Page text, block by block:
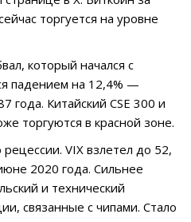
торгуется на уровне
который начался с
падением на 12,4% —
года. Китайский CSE 300 и
торгуются в красной зоне.
VIX взлетел до 52,
2020 года. Сильнее
и технический
связанные с чипами. Стало